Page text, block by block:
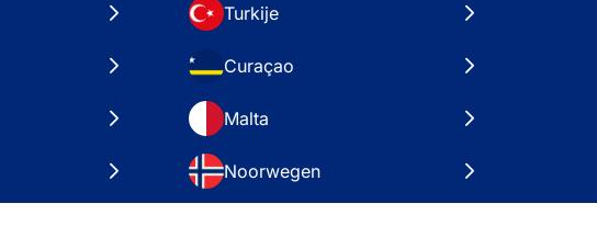
Turkije
Curaçao
Malta
Noorwegen